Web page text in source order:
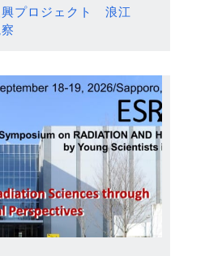
興プロジェクト 浪江